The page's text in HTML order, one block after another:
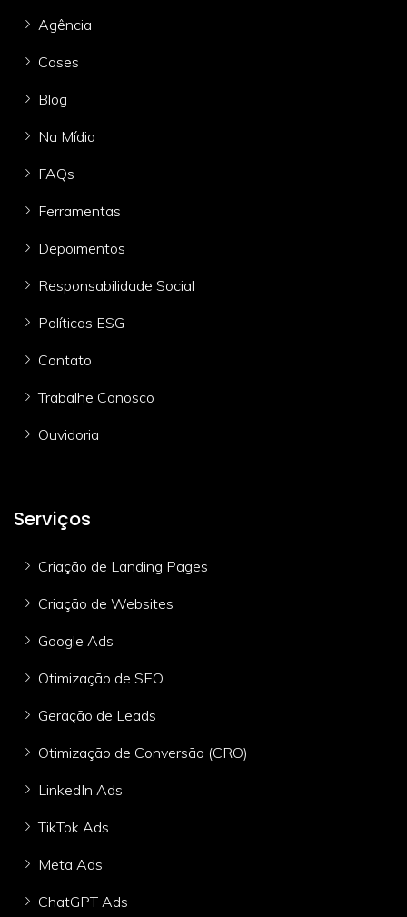
Agência
Cases
Blog
Na Mídia
FAQs
Ferramentas
Depoimentos
Responsabilidade Social
Políticas ESG
Contato
Trabalhe Conosco
Ouvidoria
Serviços
Criação de Landing Pages
Criação de Websites
Google Ads
Otimização de SEO
Geração de Leads
Otimização de Conversão (CRO)
LinkedIn Ads
TikTok Ads
Meta Ads
ChatGPT Ads